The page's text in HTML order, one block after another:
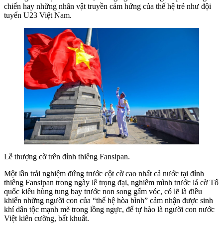
chiến hay những nhân vật truyền cảm hứng của thế hệ trẻ như đội
tuyển U23 Việt Nam.
Lễ thượng cờ trên đỉnh thiêng Fansipan.
Một lần trải nghiệm đứng trước cột cờ cao nhất cả nước tại đỉnh
thiêng Fansipan trong ngày lễ trọng đại, nghiêm mình trước lá cờ Tổ
quốc kiêu hùng tung bay trước non song gấm vóc, có lẽ là điều
khiến những người con của “thế hệ hòa bình” cảm nhận được sinh
khí dân tộc mạnh mẽ trong lồng ngực, để tự hào là người con nước
Việt kiên cường, bất khuất.